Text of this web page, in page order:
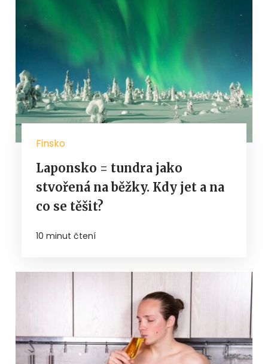
Finsko
Laponsko = tundra jako
stvořená na běžky. Kdy jet a na
co se těšit?
10 minut čtení